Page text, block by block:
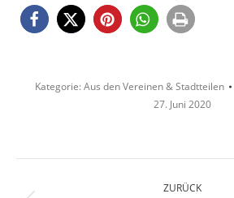
Kategorie:Aus den Vereinen & Stadtteilen
27. Juni 2020
ZURÜCK